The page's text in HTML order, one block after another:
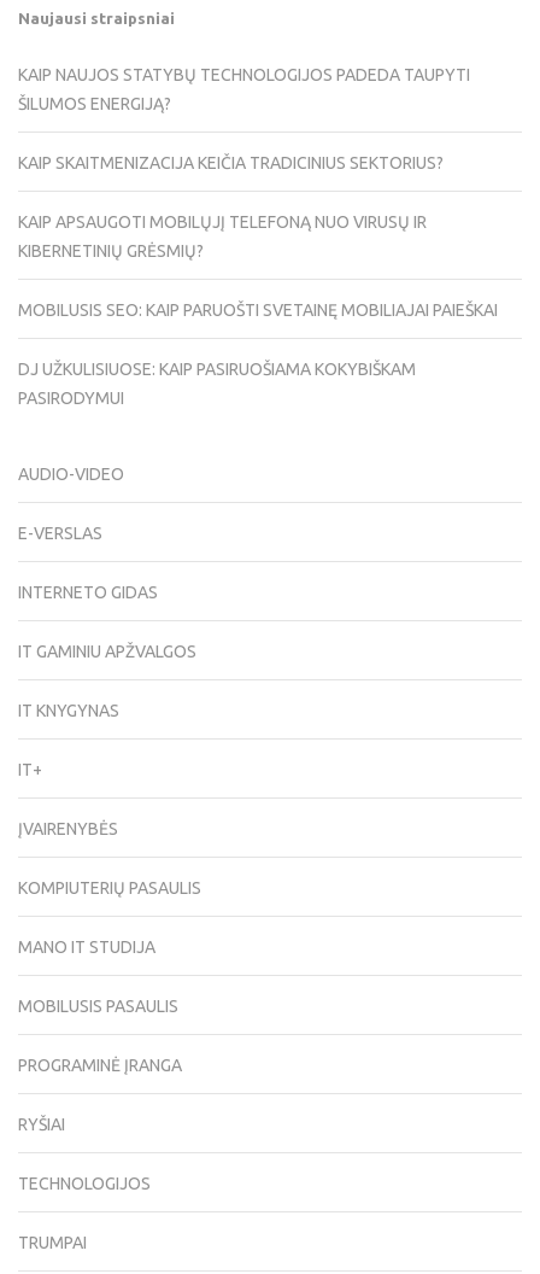
Naujausi straipsniai
KAIP NAUJOS STATYBŲ TECHNOLOGIJOS PADEDA TAUPYTI
ŠILUMOS ENERGIJĄ?
KAIP SKAITMENIZACIJA KEIČIA TRADICINIUS SEKTORIUS?
KAIP APSAUGOTI MOBILŲJĮ TELEFONĄ NUO VIRUSŲ IR
KIBERNETINIŲ GRĖSMIŲ?
MOBILUSIS SEO: KAIP PARUOŠTI SVETAINĘ MOBILIAJAI PAIEŠKAI
DJ UŽKULISIUOSE: KAIP PASIRUOŠIAMA KOKYBIŠKAM
PASIRODYMUI
AUDIO-VIDEO
E-VERSLAS
INTERNETO GIDAS
IT GAMINIU APŽVALGOS
IT KNYGYNAS
IT+
ĮVAIRENYBĖS
KOMPIUTERIŲ PASAULIS
MANO IT STUDIJA
MOBILUSIS PASAULIS
PROGRAMINĖ ĮRANGA
RYŠIAI
TECHNOLOGIJOS
TRUMPAI